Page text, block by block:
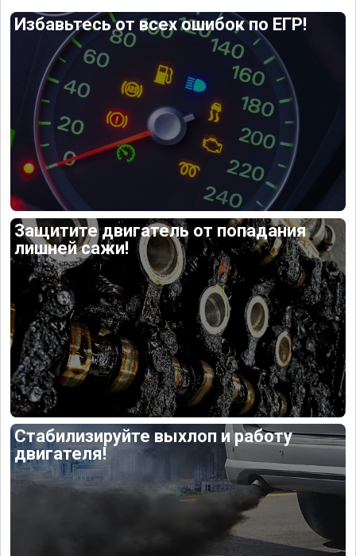
Избавьтесь от всех ошибок по ЕГР!
Защитите двигатель от попадания
лишней сажи!
Стабилизируйте выхлоп и работу
двигателя!